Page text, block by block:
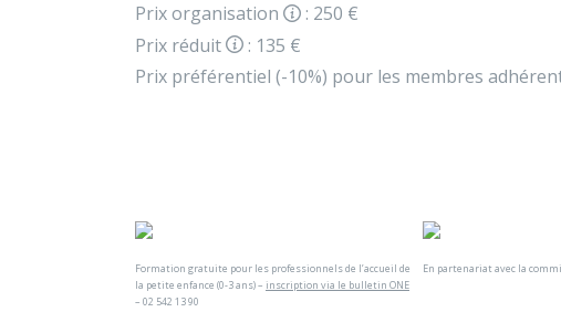
Prix organisation
: 250 €
Prix réduit
: 135 €
Prix préférentiel (-10%) pour les membres
Formation gratuite pour les professionnels de l’accueil de
la petite enfance (0-3 ans) – inscription via le bulletin ONE
– 02 542 13 90
En partenariat avec la